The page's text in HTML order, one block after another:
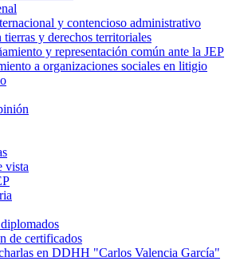
y contencioso administrativo
y derechos territoriales
y representación común ante la JEP
a organizaciones sociales en litigio
vista
de certificados
en DDHH "Carlos Valencia García"